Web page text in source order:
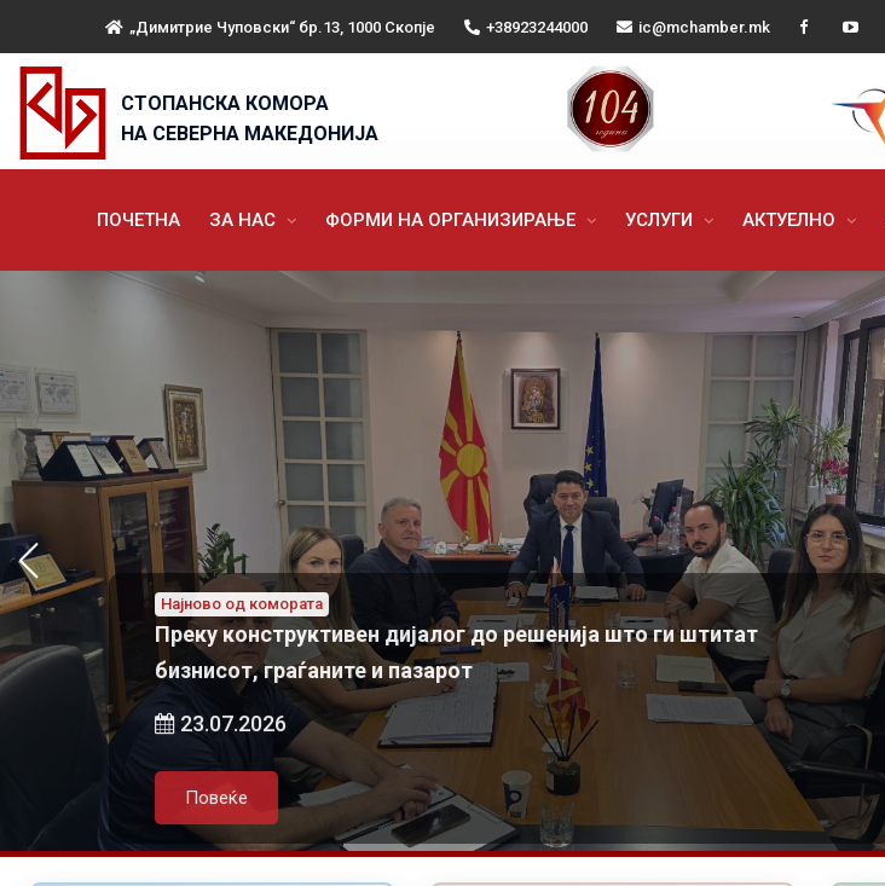
„Димитрие Чуповски“ бр.13, 1000 Скопје +38923244000 ic@mchamber.mk
СТОПАНСКА КОМОРА
НА СЕВЕРНА МАКЕДОНИЈА
ПОЧЕТНА ЗА НАС ФОРМИ НА ОРГАНИЗИРАЊЕ УСЛУГИ АКТУЕЛНО
Најново од комората
Азески: За одржлив локален економски развој потребно е
активно партнерство меѓу државата, локалната самоуправа и приватниот сектор
05.08.2026
Повеќе
Најново од комората
Преку конструктивен дијалог до решенија што ги штитат
бизнисот, граѓаните и пазарот
23.07.2026
Повеќе
„Chamber talks“ – нов проект на претседателот Азески
Повеќе